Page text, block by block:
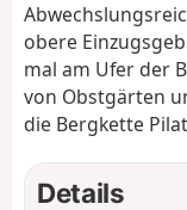
obere
mal am Ufer der
von Obstgärten
die Bergkette
Details